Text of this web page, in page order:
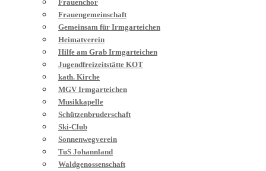
Frauenchor
Frauengemeinschaft
Gemeinsam für Irmgarteichen
Heimatverein
Hilfe am Grab Irmgarteichen
Jugendfreizeitstätte KOT
kath. Kirche
MGV Irmgarteichen
Musikkapelle
Schützenbruderschaft
Ski-Club
Sonnenwegverein
TuS Johannland
Waldgenossenschaft